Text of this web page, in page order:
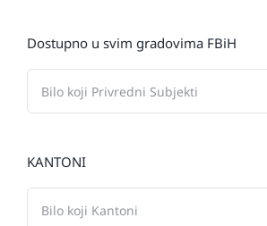
Dostupno u svim gradovima FBiH
KANTONI